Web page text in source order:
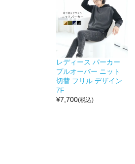
レディース パーカー
プルオーバー ニット
切替 フリル デザイン
7F
¥7,700(税込)